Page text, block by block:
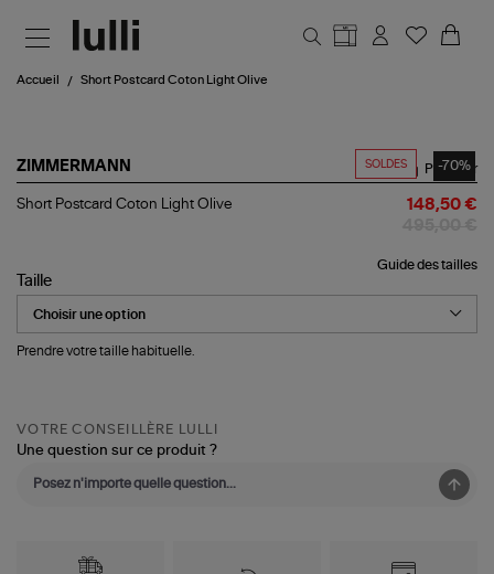
Accueil Short Postcard Coton Light Olive
SOLDES -70%
ZIMMERMANN
Short
Olive
Partager
Short Postcard Coton Light Olive 148,50 €
Guide des tailles
Taille
Prendre votre taille habituelle.
VOTRE CONSEILLÈRE LULLI
Une question sur ce produit ?